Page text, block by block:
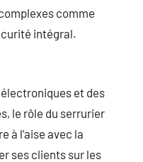
comme
intégral.
et des
le rôle du serrurier
à l’aise avec la
ses clients sur les